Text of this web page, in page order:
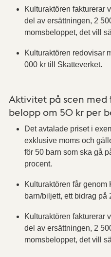
Kulturaktören fakturerar
del av ersättningen, 2
momsbeloppet, det vill
Kulturaktören redovisar
000 kr till Skatteverket.
Aktivitet på scen med
belopp om 50 kr per
Det avtalade priset i
exklusive moms och
för 50 barn som ska gå
procent.
Kulturaktören får
barn/biljett, ett bidrag på
Kulturaktören fakturerar
del av ersättningen, 2
momsbeloppet, det vill